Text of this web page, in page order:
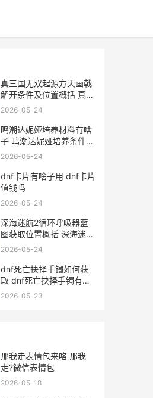
真三国无双起源方天画戟
解开条件及位置概括 真三
国无双起源if线开启方法
2026-05-24
鸣潮达妮娅培养材料有啥
子 鸣潮达妮娅培养条件及
流程详解详解
2026-05-24
dnf卡片有啥子用 dnf卡片
值钱吗
2026-05-24
深海迷航2循环呼吸器蓝
图获取位置概括 深海迷航
2循环呼吸器在哪里拿
2026-05-24
dnf死亡抉择手镯如何获
取 dnf死亡抉择手镯有什
么用
2026-05-23
那我走表情包来咯 那我
走?微信表情包
2026-05-18